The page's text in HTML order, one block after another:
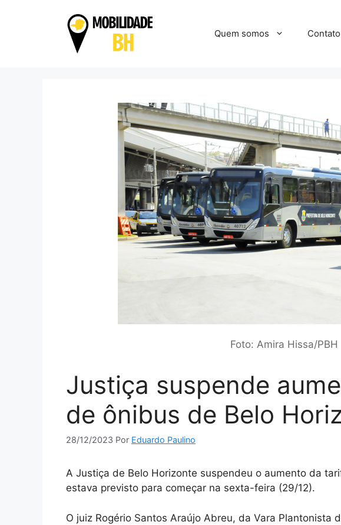
Quem somos Contato
Foto: Amira Hissa/PBH
Justiça suspende
de ônibus de Belo
28/12/2023 Por Eduardo Paulino
A Justiça de Belo Horizonte suspendeu o aumento da
estava previsto para começar na sexta-feira (29/12).
O juiz Rogério Santos Araújo Abreu, da Vara Plantonista